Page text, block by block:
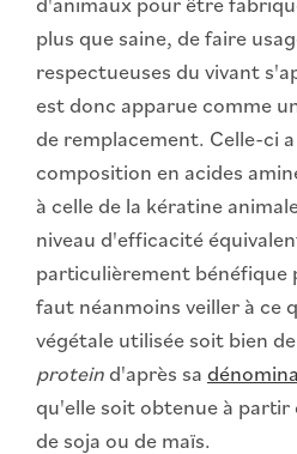
plus que saine, de faire
respectueuses du vivant
est donc apparue comme
de remplacement. Celle-ci
composition en acides
à celle de la kératine
niveau d'efficacité
particulièrement bénéfique
faut néanmoins veiller à ce
végétale utilisée soit bien
protein d'après sa
qu'elle soit obtenue à partir
de soja ou de maïs.